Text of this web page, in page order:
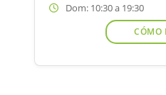
Dom: 10:30 a 19:30
CÓMO